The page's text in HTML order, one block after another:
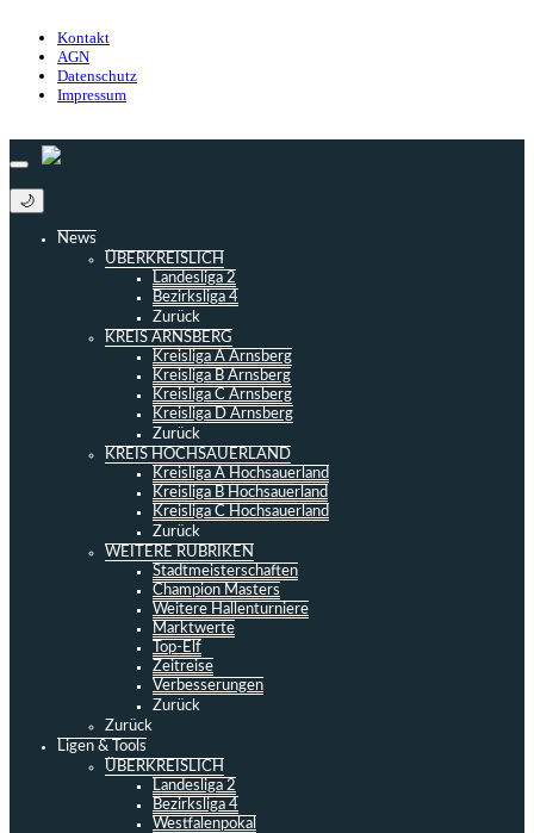
Kontakt
AGN
Datenschutz
Impressum
🌙
News
ÜBERKREISLICH
Landesliga 2
Bezirksliga 4
Zurück
KREIS ARNSBERG
Kreisliga A Arnsberg
Kreisliga B Arnsberg
Kreisliga C Arnsberg
Kreisliga D Arnsberg
Zurück
KREIS HOCHSAUERLAND
Kreisliga A Hochsauerland
Kreisliga B Hochsauerland
Kreisliga C Hochsauerland
Zurück
WEITERE RUBRIKEN
Stadtmeisterschaften
Champion Masters
Weitere Hallenturniere
Marktwerte
Top-Elf
Zeitreise
Verbesserungen
Zurück
Zurück
Ligen & Tools
ÜBERKREISLICH
Landesliga 2
Bezirksliga 4
Westfalenpokal